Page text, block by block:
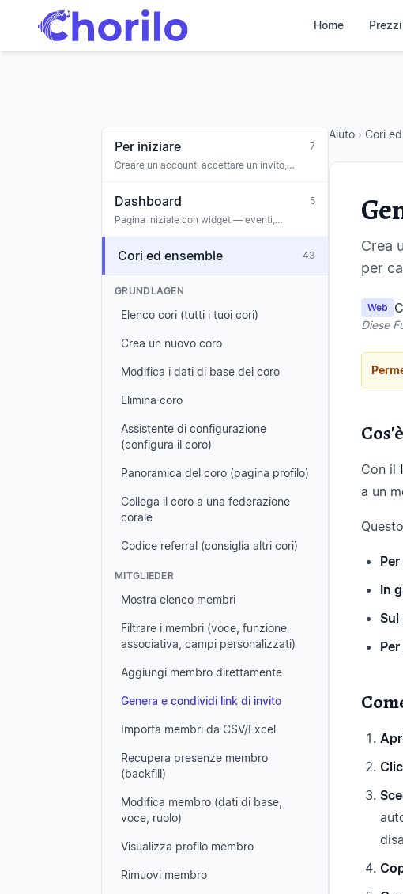
Home Prezzi
Per iniziare
7
Creare un account, accettare un invito,
Dashboard
5
Pagina iniziale con widget — eventi,
Cori ed ensemble 43
GRUNDLAGEN
Elenco cori (tutti i tuoi cori)
Crea un nuovo coro
Modifica i dati di base del coro
Elimina coro
Assistente di configurazione
(configura il coro)
Panoramica del coro (pagina profilo)
Collega il coro a una federazione
corale
Codice referral (consiglia altri cori)
MITGLIEDER
Mostra elenco membri
Filtrare i membri (voce, funzione
associativa, campi personalizzati)
Aggiungi membro direttamente
Genera e condividi link di invito
Importa membri da CSV/Excel
Recupera presenze membro
(backfill)
Modifica membro (dati di base,
voce, ruolo)
Visualizza profilo membro
Rimuovi membro
Aiuto › Cori
Crea
per
Web
Diese
Con il
a un
In
Sul